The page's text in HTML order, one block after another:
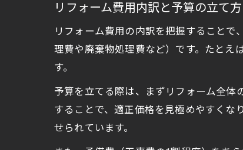
リフォーム費用内訳と予算の立て
リフォーム費用の内訳を把握すること
理費や廃棄物処理費など）です。たとえ
す。
予算を立てる際は、まずリフォーム全体
することで、適正価格を見極めやすくな
せられています。